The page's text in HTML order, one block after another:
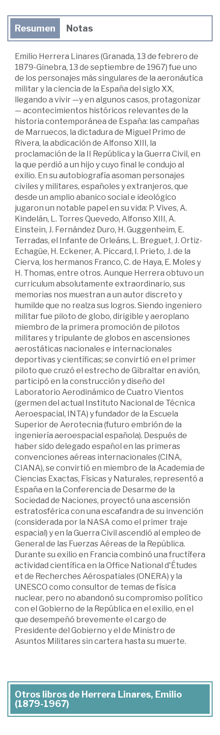
Resumen Notas
Emilio Herrera Linares (Granada, 13 de febrero de
1879-Ginebra, 13 de septiembre de 1967) fue uno
de los personajes más singulares de la aeronáutica
militar y la ciencia de la España del siglo XX,
llegando a vivir —y en algunos casos, protagonizar
— acontecimientos históricos relevantes de la
historia contemporánea de España: las campañas
de Marruecos, la dictadura de Miguel Primo de
Rivera, la abdicación de Alfonso XIII, la
proclamación de la II República y la Guerra Civil, en
la que perdió a un hijo y cuyo final le condujo al
exilio. En su autobiografía asoman personajes
civiles y militares, españoles y extranjeros, que
desde un amplio abanico social e ideológico
jugaron un notable papel en su vida: P. Vives, A.
Kindelán, L. Torres Quevedo, Alfonso XIII, A.
Einstein, J. Fernández Duro, H. Guggenheim, E.
Terradas, el Infante de Orleáns, L. Breguet, J. Ortiz-
Echagüe, H. Eckener, A. Piccard, I. Prieto, J. de la
Cierva, los hermanos Franco, C. de Haya, E. Moles y
H. Thomas, entre otros. Aunque Herrera obtuvo un
curriculum absolutamente extraordinario, sus
memorias nos muestran a un autor discreto y
humilde que no realza sus logros. Siendo ingeniero
militar fue piloto de globo, dirigible y aeroplano
miembro de la primera promoción de pilotos
militares y tripulante de globos en ascensiones
aerostáticas nacionales e internacionales
deportivas y científicas; se convirtió en el primer
piloto que cruzó el estrecho de Gibraltar en avión,
participó en la construcción y diseño del
Laboratorio Aerodinámico de Cuatro Vientos
(germen del actual Instituto Nacional de Técnica
Aeroespacial, INTA) y fundador de la Escuela
Superior de Aerotecnia (futuro embrión de la
ingeniería aeroespacial española). Después de
haber sido delegado español en las primeras
convenciones aéreas internacionales (CINA,
CIANA), se convirtió en miembro de la Academia de
Ciencias Exactas, Físicas y Naturales, representó a
España en la Conferencia de Desarme de la
Sociedad de Naciones, proyectó una ascensión
estratosférica con una escafandra de su invención
(considerada por la NASA como el primer traje
espacial) y en la Guerra Civil ascendió al empleo de
General de las Fuerzas Aéreas de la República.
Durante su exilio en Francia combinó una fructífera
actividad científica en la Office National d'Études
et de Recherches Aérospatiales (ONERA) y la
UNESCO como consultor de temas de física
nuclear, pero no abandonó su compromiso político
con el Gobierno de la República en el exilio, en el
que desempeñó brevemente el cargo de
Presidente del Gobierno y el de Ministro de
Asuntos Militares sin cartera hasta su muerte.
Otros libros de Herrera Linares, Emilio
(1879-1967)